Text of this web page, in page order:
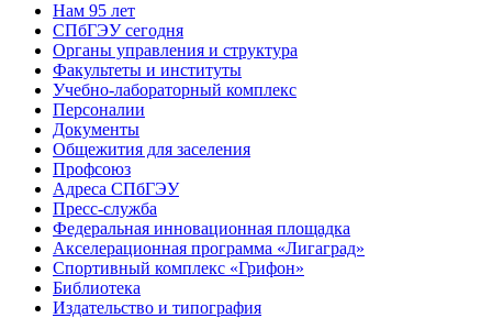
Нам 95 лет
СПбГЭУ сегодня
Органы управления и структура
Факультеты и институты
Учебно-лабораторный комплекс
Персоналии
Документы
Общежития для заселения
Профсоюз
Адреса СПбГЭУ
Пресс-служба
Федеральная инновационная площадка
Акселерационная программа «Лигаград»­­
Спортивный комплекс «Грифон»
Библиотека
Издательство и типография